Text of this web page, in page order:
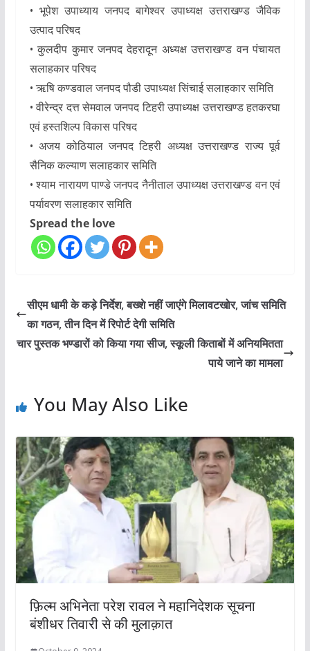
• भूपेश उपाध्याय जनपद बागेश्वर उपाध्यक्ष उत्तराखण्ड जैविक
उत्पाद परिषद
• कुलदीप कुमार जनपद देहरादून अध्यक्ष उत्तराखण्ड वन पंचायत
सलाहकार परिषद
• ऋषि कण्डवाल जनपद पौडी उपाध्यक्ष सिंचाई सलाहकार समिति
• वीरेन्द्र दत्त सेमवाल जनपद टिहरी उपाध्यक्ष उत्तराखण्ड हतकरघा
एवं हस्तशिल्प विकास परिषद
• अजय कोठियाल जनपद टिहरी अध्यक्ष उत्तराखण्ड राज्य पूर्व
सैनिक कल्याण सलाहकार समिति
• श्याम नारायण पाण्डे जनपद नैनीताल उपाध्यक्ष उत्तराखण्ड वन एवं
पर्यावरण सलाहकार समिति
Spread the love
सीएम धामी के कड़े निर्देश, बख्शे नहीं जाएंगे मिलावटखोर, जांच समिति
का गठन, तीन दिन में रिपोर्ट देगी समिति
चार पुस्तक भण्डारों को किया गया सीज, स्कूली किताबों में अनियमितता
पाये जाने का मामला
You May Also Like
फ़िल्म अभिनेता परेश रावल ने महानिदेशक सूचना
बंशीधर तिवारी से की मुलाक़ात